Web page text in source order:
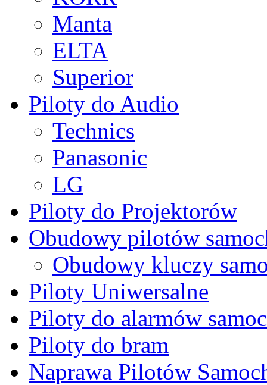
Manta
ELTA
Superior
Piloty do Audio
Technics
Panasonic
LG
Piloty do Projektorów
Obudowy pilotów
Obudowy kluczy
Piloty Uniwersalne
Piloty do alarmów
Piloty do bram
Naprawa Pilotów